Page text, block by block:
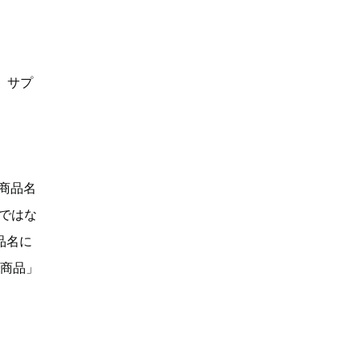
サプ
品名
はな
名に
品」